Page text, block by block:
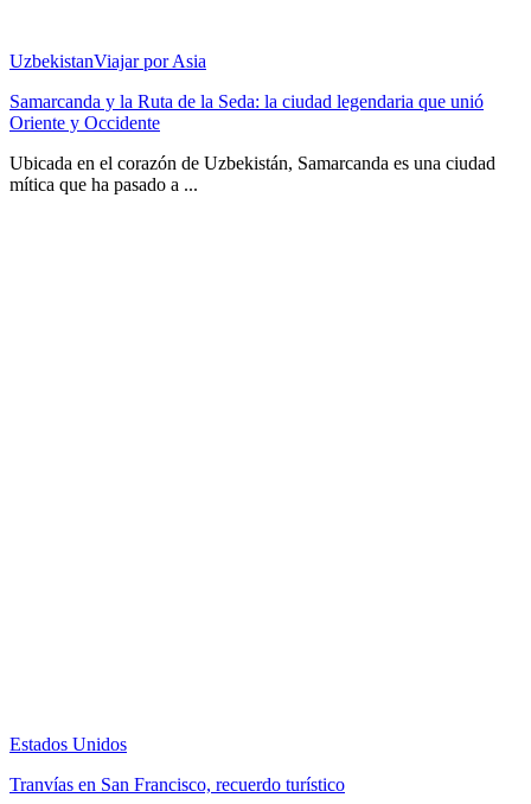
UzbekistanViajar por Asia
Samarcanda y la Ruta de la Seda: la ciudad legendaria que unió
Oriente y Occidente
Ubicada en el corazón de Uzbekistán, Samarcanda es una ciudad
mítica que ha pasado a ...
Estados Unidos
Tranvías en San Francisco, recuerdo turístico